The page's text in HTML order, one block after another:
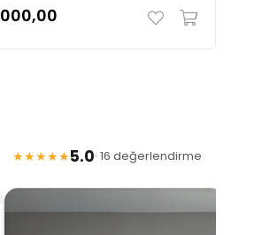
★★★★★5.0· 16 değerlendirme